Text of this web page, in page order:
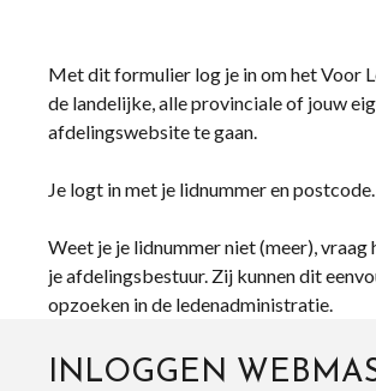
Met dit formulier log je in om het Voor
de landelijke, alle provinciale of jouw
afdelingswebsite te gaan.
Je logt in met je lidnummer en postcode.
Weet je je lidnummer niet (meer), vraag
je afdelingsbestuur. Zij kunnen dit
opzoeken in de ledenadministratie.
INLOGGEN